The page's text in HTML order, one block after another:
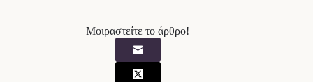
Μοιραστείτε το άρθρο!